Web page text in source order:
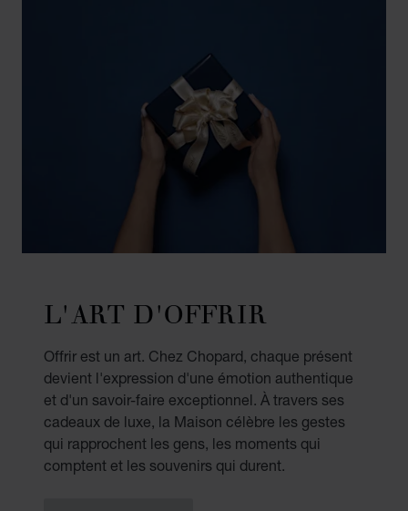
L'ART D'OFFRIR
Offrir est un art. Chez Chopard, chaque présent
devient l'expression d'une émotion authentique
et d'un savoir-faire exceptionnel. À travers ses
cadeaux de luxe, la Maison célèbre les gestes
qui rapprochent les gens, les moments qui
comptent et les souvenirs qui durent.